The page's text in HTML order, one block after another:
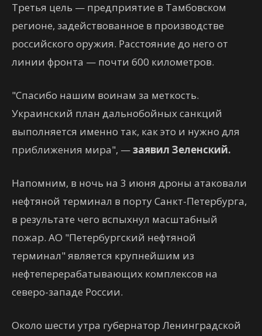
Третья цель — предприятие в Тамбовском
регионе, задействованное в производстве
российского оружия. Расстояние до него от
линии фронта — почти 600 километров.
"Спасибо нашим воинам за меткость.
Украинский план дальнобойных санкций
выполняется именно так, как это и нужно для
приближения мира", —заявил Зеленский.
Напомним, в ночь на 3 июня дроны атаковали
нефтяной терминал в порту Санкт-Петербурга,
в результате чего вспыхнул масштабный
пожар. АО "Петербургский нефтяной
терминал" является крупнейшим из
нефтеперерабатывающих комплексов на
северо-западе России.
Около шести утра губернатор Ленинградской